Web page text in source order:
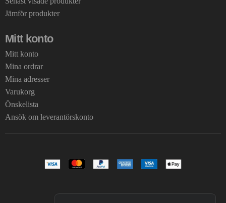
Jämför produkter
Mitt konto
Mitt konto
Mina ordrar
Mina adresser
Varukorg
Önskelista
Ansök om leverantörskonto